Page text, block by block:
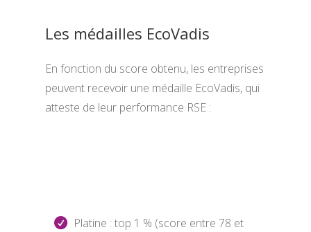
Les médailles EcoVadis
En fonction du score obtenu, les entreprises
peuvent recevoir une médaille EcoVadis, qui
atteste de leur performance RSE :
Platine : top 1 % (score entre 78 et